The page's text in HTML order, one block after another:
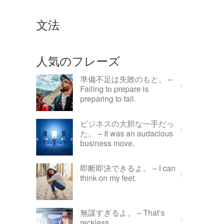
文法
人気のフレーズ
準備不足は失敗のもと。 –
Failing to prepare is
preparing to fail.
ビジネスの大胆な一手だっ
た。 – It was an audacious
business move.
即断即決できるよ。 – I can
think on my feet.
無謀すぎるよ。 – That’s